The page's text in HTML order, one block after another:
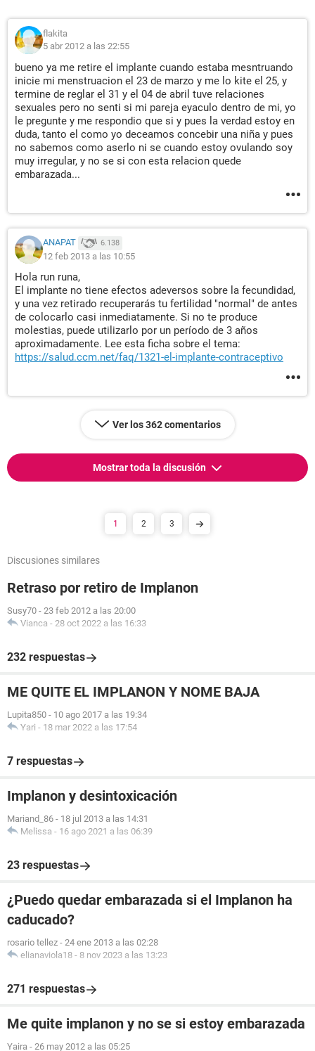
flakita
5 abr 2012 a las 22:55
bueno ya me retire el implante cuando estaba mesntruando
inicie mi menstruacion el 23 de marzo y me lo kite el 25, y
termine de reglar el 31 y el 04 de abril tuve relaciones
sexuales pero no senti si mi pareja eyaculo dentro de mi, yo
le pregunte y me respondio que si y pues la verdad estoy en
duda, tanto el como yo deceamos concebir una niña y pues
no sabemos como aserlo ni se cuando estoy ovulando soy
muy irregular, y no se si con esta relacion quede
embarazada...
ANAPAT 6.138
12 feb 2013 a las 10:55
Hola run runa,
El implante no tiene efectos adeversos sobre la fecundidad,
y una vez retirado recuperarás tu fertilidad "normal" de antes
de colocarlo casi inmediatamente. Si no te produce
molestias, puede utilizarlo por un período de 3 años
aproximadamente. Lee esta ficha sobre el tema:
https://salud.ccm.net/faq/1321-el-implante-contraceptivo
Ver los 362 comentarios
Mostrar toda la discusión
1 2 3
Discusiones similares
Retraso por retiro de Implanon
Susy70 - 23 feb 2012 a las 20:00
Vianca - 28 oct 2022 a las 16:33
232 respuestas
ME QUITE EL IMPLANON Y NOME BAJA
Lupita850 - 10 ago 2017 a las 19:34
Yari - 18 mar 2022 a las 17:54
7 respuestas
Implanon y desintoxicación
Mariand_86 - 18 jul 2013 a las 14:31
Melissa - 16 ago 2021 a las 06:39
23 respuestas
¿Puedo quedar embarazada si el Implanon ha
caducado?
rosario tellez - 24 ene 2013 a las 02:28
elianaviola18 - 8 nov 2023 a las 13:23
271 respuestas
Me quite implanon y no se si estoy embarazada
Yaira - 26 may 2012 a las 05:25